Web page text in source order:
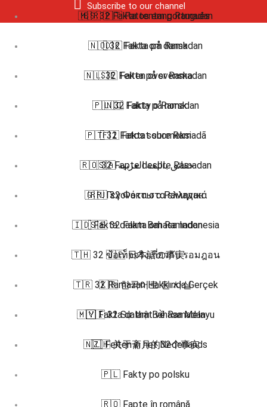
Subscribe to our channel
🇲🇸 32 Fakta tentang Ramadan
🇳🇴 32 Fakta om Ramadan
🇳🇱 32 Feiten over Ramadan
🇵🇱 32 Fakty o Ramadan
🇵🇹 32 Fatos sobre Ramadã
🇷🇴 32 Fapte despre Ramadan
🇷🇺 32 Факты о Рамадан
🇸🇪 32 Fakta om Ramadan
🇹🇭 32 ข้อเท็จจริงเกี่ยวกับ รอมฎอน
🇹🇷 32 Ramazan Hakkında Gerçek
🇻🇮 32 Sự thật về Ramadan
🇿🇭 关于斋月的32个事实
🇧🇷 🇵🇹 Fatos em português
🇩🇰 Fakta på dansk
🇸🇪 Fakta på svenska
🇳🇴 Fakta på norsk
🇫🇮 Faktat suomeksi
🇸🇦 حقائق باللغة العربية
🇬🇷 Γεγονότα στα ελληνικά
🇮🇩 Fakta dalam Bahasa Indonesia
🇯🇵 日本語の事実
🇰🇷 한국어로 된 사실
🇲🇾 Fakta dalam Bahasa Melayu
🇳🇱 Feiten in het Nederlands
🇵🇱 Fakty po polsku
🇷🇴 Fapte în română